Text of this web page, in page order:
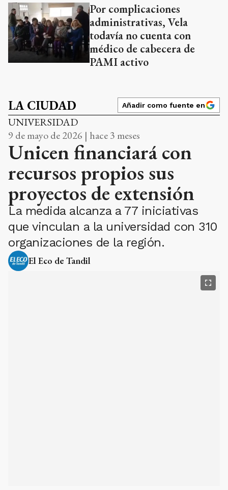
Por complicaciones
administrativas, Vela
todavía no cuenta con
médico de cabecera de
PAMI activo
LA CIUDAD Añadir como fuente en
UNIVERSIDAD
9 de mayo de 2026 | hace 3 meses
Unicen financiará con
recursos propios sus
proyectos de extensión
La medida alcanza a 77 iniciativas
que vinculan a la universidad con 310
organizaciones de la región.
El Eco de Tandil